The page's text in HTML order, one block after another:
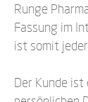
Runge
Fassung im
ist somit
Der Kunde